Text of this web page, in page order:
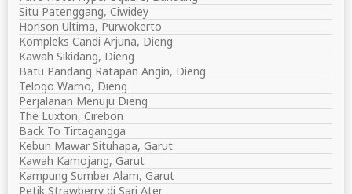
Situ Patenggang, Ciwidey
Horison Ultima, Purwokerto
Kompleks Candi Arjuna, Dieng
Kawah Sikidang, Dieng
Batu Pandang Ratapan Angin, Dieng
Telogo Warno, Dieng
Perjalanan Menuju Dieng
The Luxton, Cirebon
Back To Tirtagangga
Kebun Mawar Situhapa, Garut
Kawah Kamojang, Garut
Kampung Sumber Alam, Garut
Petik Strawberry di Sari Ater